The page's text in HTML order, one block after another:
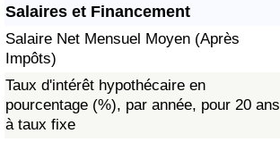
Salaires et Financement
Salaire Net Mensuel Moyen (Après
Impôts)
Taux d'intérêt hypothécaire en
pourcentage (%), par année, pour 20 ans
à taux fixe
Indice des soins de santé (Actuel)
Indice des soins de santé
Indice des soins de santé par Pays